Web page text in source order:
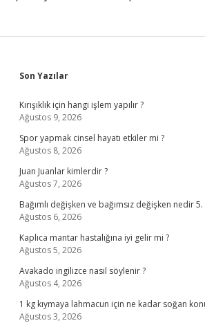
Sidebar
Son Yazılar
Kırışıklık için hangi işlem yapılır ?
Ağustos 9, 2026
Spor yapmak cinsel hayatı etkiler mi ?
Ağustos 8, 2026
Juan Juanlar kimlerdir ?
Ağustos 7, 2026
Bağımlı değişken ve bağımsız değişken nedir 5.
Ağustos 6, 2026
Kaplıca mantar hastalığına iyi gelir mi ?
Ağustos 5, 2026
Avakado ingilizce nasıl söylenir ?
Ağustos 4, 2026
1 kg kıymaya lahmacun için ne kadar soğan
Ağustos 3, 2026